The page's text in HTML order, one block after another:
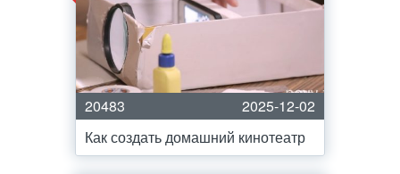
20483
2025-12-02
Как создать домашний кинотеатр